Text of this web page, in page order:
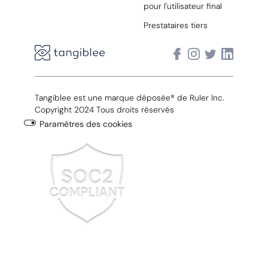
pour l'utilisateur final
Prestataires tiers
Tangiblee est une marque déposée® de Ruler Inc.
Copyright 2024 Tous droits réservés
Paramètres des cookies